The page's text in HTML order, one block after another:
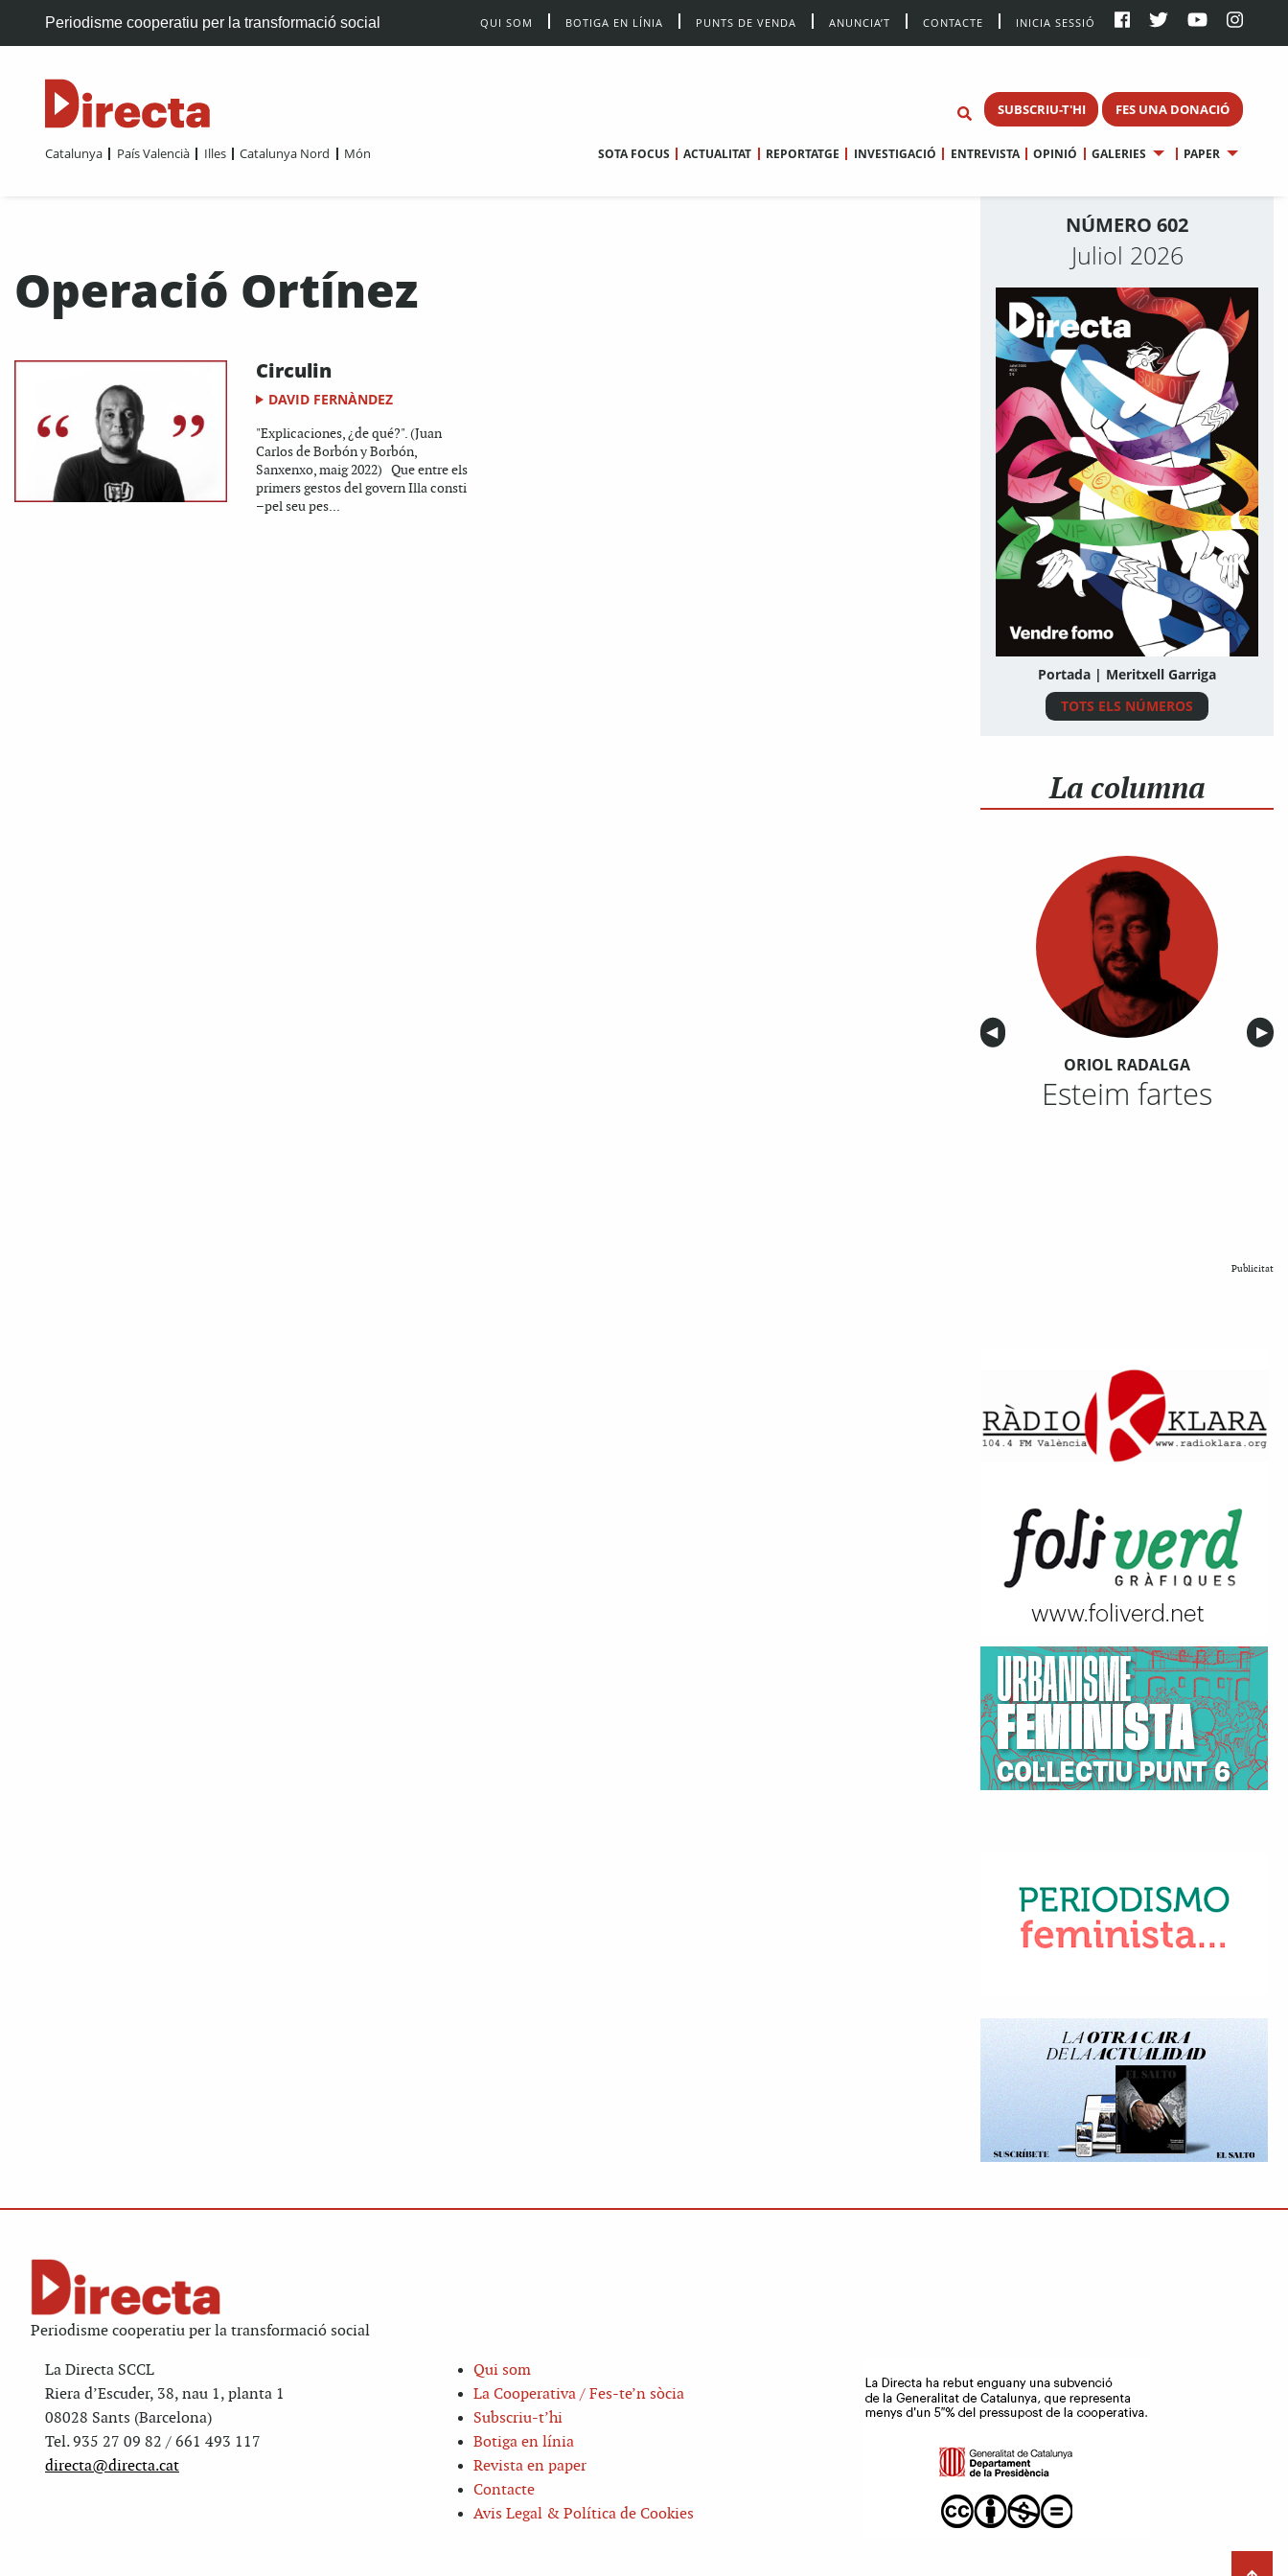
Periodisme cooperatiu per la transformació social QUI SOM BOTIGA EN LÍNIA PUNTS DE VENDA ANUNCIA’T CONTACTE INICIA SESSIÓ
SUBSCRIU-T'HI FES UNA DONACIÓ
Catalunya País Valencià Illes Catalunya Nord Món SOTA FOCUS ACTUALITAT REPORTATGE INVESTIGACIÓ ENTREVISTA OPINIÓ GALERIES PAPER
Operació Ortínez
Circulin
DAVID FERNÀNDEZ
"Explicaciones, ¿de qué?". (Juan
Carlos de Borbón y Borbón,
Sanxenxo, maig 2022) Que entre els
primers gestos del govern Illa consti
–pel seu pes...
NÚMERO 602
Juliol 2026
Portada | Meritxell Garriga
TOTS ELS NÚMEROS
La columna
Anterior
◀︎ ▶︎
ORIOL RADALGA
Esteim fartes
Publicitat
Periodisme cooperatiu per la transformació social
La Directa SCCL
Riera d’Escuder, 38, nau 1, planta 1
08028 Sants (Barcelona)
Tel. 935 27 09 82 / 661 493 117
directa@directa.cat
Qui som
La Cooperativa / Fes-te’n sòcia
Subscriu-t’hi
Botiga en línia
Revista en paper
Contacte
Avis Legal & Política de Cookies